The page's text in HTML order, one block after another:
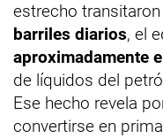
estrecho
barriles diarios, el
aproximadamente
de líquidos del
Ese hecho revela
convertirse en